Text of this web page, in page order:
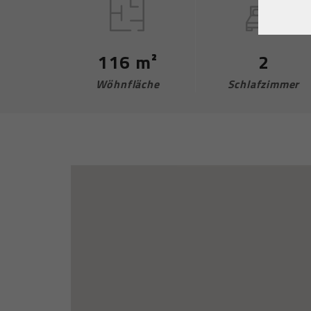
116 m²
Wöhnfläche
2
Schlafzimmer